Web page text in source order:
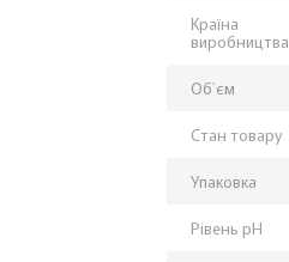
Країна
виробництва
Об`єм
Стан товару
Упаковка
Рівень pH